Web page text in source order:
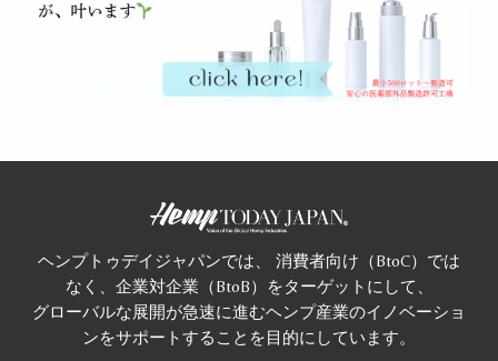
ヘンプトゥデイジャパンでは、 消費者向け（BtoC）では
なく、企業対企業（BtoB）をターゲットにして、
グローバルな展開が急速に進むヘンプ産業のイノベーショ
ンをサポートすることを目的にしています。